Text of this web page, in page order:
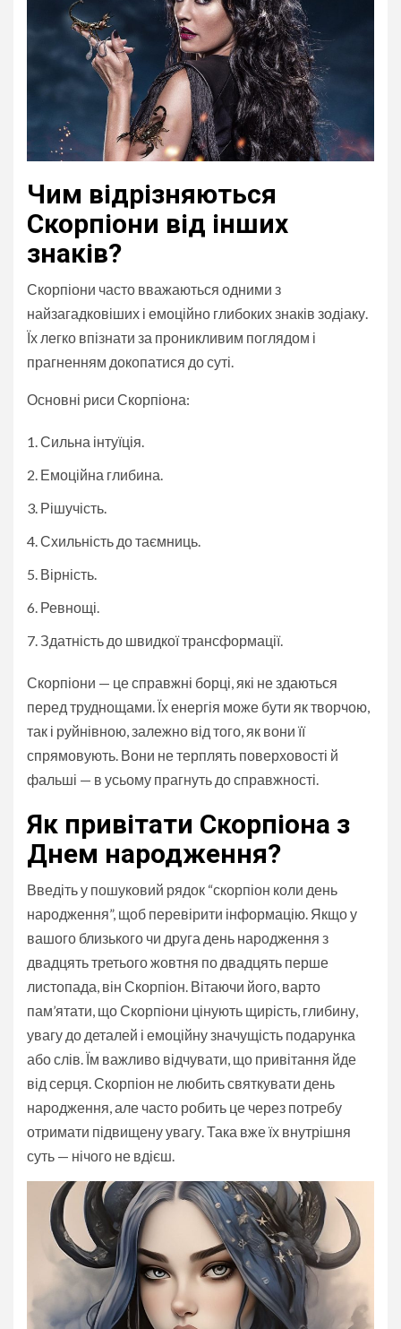
Чим відрізняються
Скорпіони від інших
знаків?
Скорпіони часто вважаються одними з
найзагадковіших і емоційно глибоких знаків зодіаку.
Їх легко впізнати за проникливим поглядом і
прагненням докопатися до суті.
Основні риси Скорпіона:
Сильна інтуїція.
Емоційна глибина.
Рішучість.
Схильність до таємниць.
Вірність.
Ревнощі.
Здатність до швидкої трансформації.
Скорпіони — це справжні борці, які не здаються
перед труднощами. Їх енергія може бути як творчою,
так і руйнівною, залежно від того, як вони її
спрямовують. Вони не терплять поверховості й
фальші — в усьому прагнуть до справжності.
Як привітати Скорпіона з
Днем народження?
Введіть у пошуковий рядок “скорпіон коли день
народження”, щоб перевірити інформацію. Якщо у
вашого близького чи друга день народження з
двадцять третього жовтня по двадцять перше
листопада, він Скорпіон. Вітаючи його, варто
пам’ятати, що Скорпіони цінують щирість, глибину,
увагу до деталей і емоційну значущість подарунка
або слів. Їм важливо відчувати, що привітання йде
від серця. Скорпіон не любить святкувати день
народження, але часто робить це через потребу
отримати підвищену увагу. Така вже їх внутрішня
суть — нічого не вдієш.